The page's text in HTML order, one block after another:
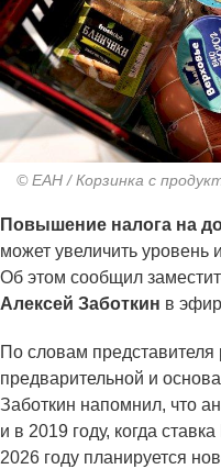
© ЕАН / Корзинка с
Повышение налога на
может увеличить
Об этом сообщил
Алексей Заботкин в
По словам представителя
предварительной и
Заботкин напомнил, что
и в 2019 году, когда
2026 году планируется